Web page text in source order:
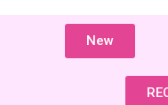
New